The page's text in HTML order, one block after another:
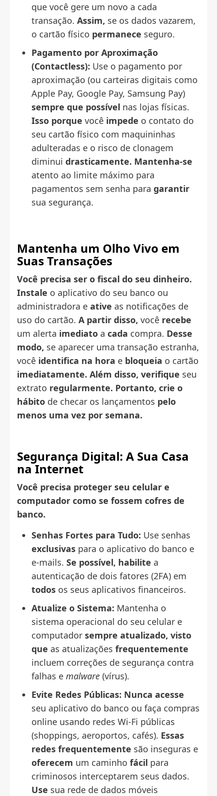
que você gere um novo a cada
transação. Assim, se os dados vazarem,
o cartão físico permanece seguro.
Pagamento por Aproximação
(Contactless): Use o pagamento por
aproximação (ou carteiras digitais como
Apple Pay, Google Pay, Samsung Pay)
sempre que possível nas lojas físicas.
Isso porque você impede o contato do
seu cartão físico com maquininhas
adulteradas e o risco de clonagem
diminui drasticamente. Mantenha-se
atento ao limite máximo para
pagamentos sem senha para garantir
sua segurança.
Mantenha um Olho Vivo em
Suas Transações
Você precisa ser o fiscal do seu dinheiro.
Instale o aplicativo do seu banco ou
administradora e ative as notificações de
uso do cartão. A partir disso, você recebe
um alerta imediato a cada compra. Desse
modo, se aparecer uma transação estranha,
você identifica na hora e bloqueia o cartão
imediatamente. Além disso, verifique seu
extrato regularmente. Portanto, crie o
hábito de checar os lançamentos pelo
menos uma vez por semana.
Segurança Digital: A Sua Casa
na Internet
Você precisa proteger seu celular e
computador como se fossem cofres de
banco.
Senhas Fortes para Tudo: Use senhas
exclusivas para o aplicativo do banco e
e-mails. Se possível, habilite a
autenticação de dois fatores (2FA) em
todos os seus aplicativos financeiros.
Atualize o Sistema: Mantenha o
sistema operacional do seu celular e
computador sempre atualizado, visto
que as atualizações frequentemente
incluem correções de segurança contra
falhas e malware (vírus).
Evite Redes Públicas: Nunca acesse
seu aplicativo do banco ou faça compras
online usando redes Wi-Fi públicas
(shoppings, aeroportos, cafés). Essas
redes frequentemente são inseguras e
oferecem um caminho fácil para
criminosos interceptarem seus dados.
Use sua rede de dados móveis